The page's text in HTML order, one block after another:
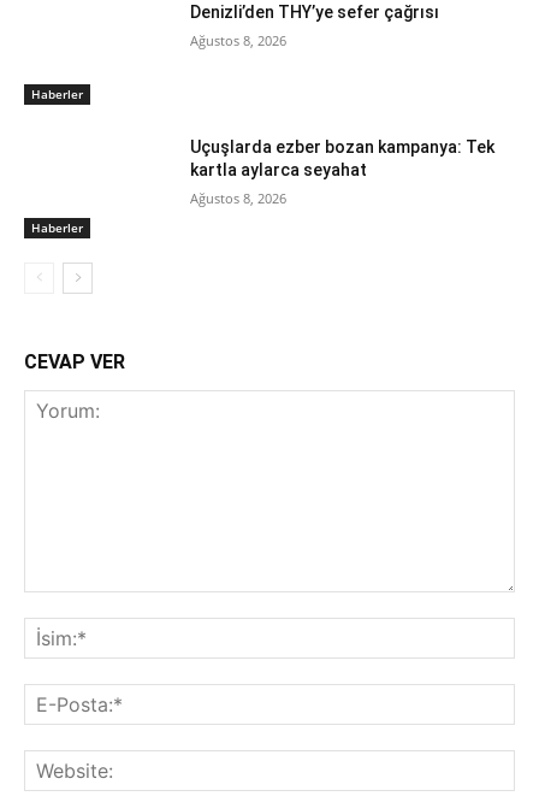
Haberler
Denizli’den THY’ye sefer çağrısı
Ağustos 8, 2026
Haberler
Uçuşlarda ezber bozan kampanya: Tek
kartla aylarca seyahat
Ağustos 8, 2026
CEVAP VER